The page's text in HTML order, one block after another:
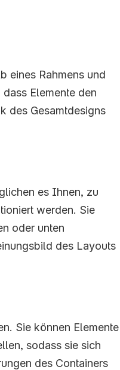
eines Rahmens und
Elemente den
des Gesamtdesigns
es Ihnen, zu
werden. Sie
oder unten
des Layouts
Sie können Elemente
sodass sie sich
des Containers